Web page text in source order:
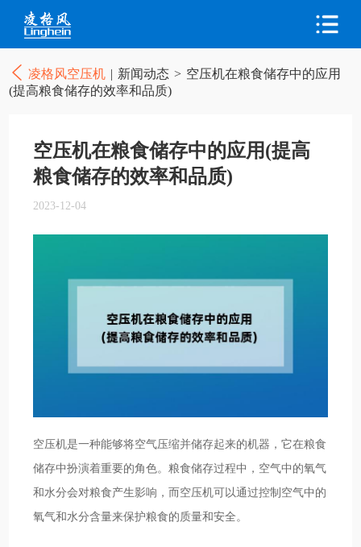
凌格风空压机 | 新闻动态 > 空压机在粮食储存中的应用
(提高粮食储存的效率和品质)
空压机在粮食储存中的应用(提高
粮食储存的效率和品质)
2023-12-04
空压机是一种能够将空气压缩并储存起来的机器，它在粮食
储存中扮演着重要的角色。粮食储存过程中，空气中的氧气
和水分会对粮食产生影响，而空压机可以通过控制空气中的
氧气和水分含量来保护粮食的质量和安全。